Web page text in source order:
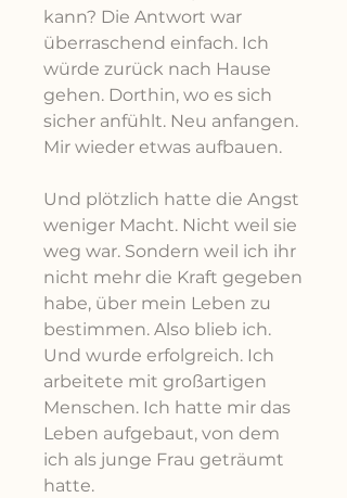
kann? Die Antwort war
überraschend einfach. Ich
würde zurück nach Hause
gehen. Dorthin, wo es sich
sicher anfühlt. Neu anfangen.
Mir wieder etwas aufbauen.
Und plötzlich hatte die Angst
weniger Macht. Nicht weil sie
weg war. Sondern weil ich ihr
nicht mehr die Kraft gegeben
habe, über mein Leben zu
bestimmen. Also blieb ich.
Und wurde erfolgreich. Ich
arbeitete mit großartigen
Menschen. Ich hatte mir das
Leben aufgebaut, von dem
ich als junge Frau geträumt
hatte.